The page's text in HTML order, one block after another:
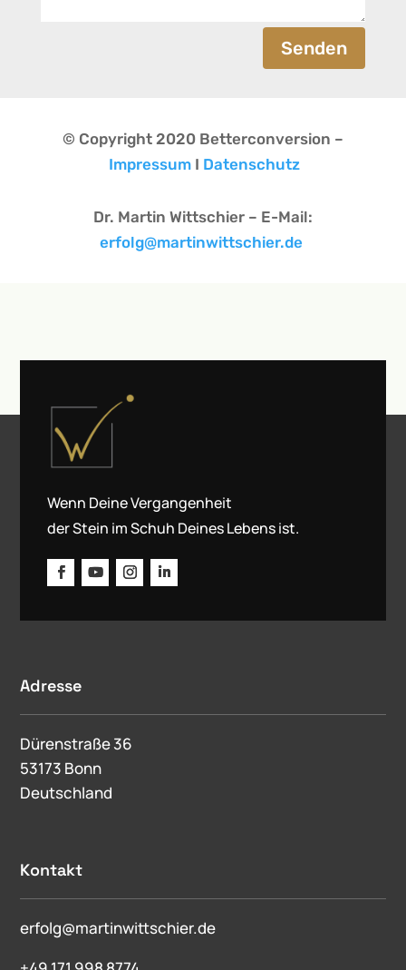
Senden
© Copyright 2020 Betterconversion –
Impressum I Datenschutz
Dr. Martin Wittschier – E-Mail:
erfolg@martinwittschier.de
Wenn Deine Vergangenheit
der Stein im Schuh Deines Lebens ist.
Adresse
Dürenstraße 36
53173 Bonn
Deutschland
Kontakt
erfolg@martinwittschier.de